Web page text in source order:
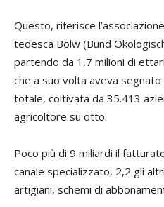
Questo, riferisce
tedesca Bölw (Bund
partendo da 1,7 milioni di
che a suo volta aveva segnato
totale, coltivata da 35.413
agricoltore su otto.
Poco più di 9 miliardi il
canale specializzato, 2,2 gli
artigiani, schemi di